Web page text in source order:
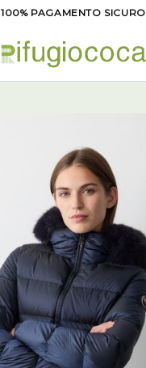
100% PAGAMENTO SICURO